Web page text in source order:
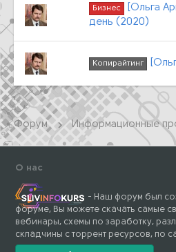
Бизнес
[Ольга
день (2020)
Копирайтинг
Форум Информационные
О нас
- Наш форум был
форуме, Вы можете скачать самые
вебинары, схемы по заработку,
складчины с торрент ресурсов, по